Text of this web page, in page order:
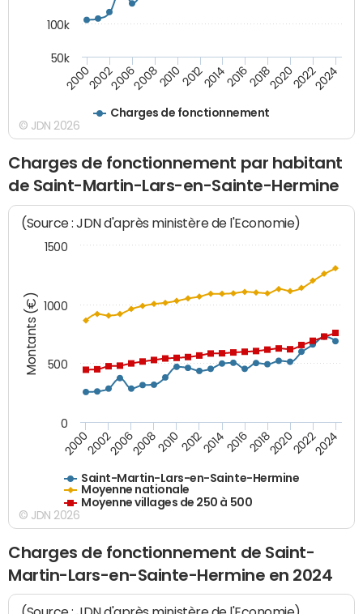
Charges de fonctionnement
200020022006200820102012201420162018202020222024
50k
100k
© JDN 2026
Charges de fonctionnement par habitant
de Saint-Martin-Lars-en-Sainte-Hermine
Montants (€)
(Source : JDN d'après ministère de l'Economie)
Saint-Martin-Lars-en-Sainte-Hermine
Moyenne nationale
Moyenne villages de 250 à 500
200020022006200820102012201420162018202020222024
0
500
1000
1500
© JDN 2026
Charges de fonctionnement de Saint-
Martin-Lars-en-Sainte-Hermine en 2024